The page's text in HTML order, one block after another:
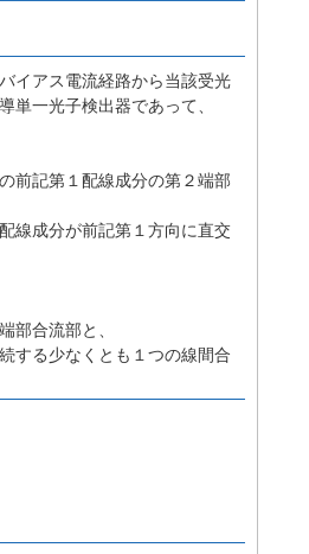
イアス電流経路から当該受光
単一光子検出器であって、
前記第１配線成分の第２端部
線成分が前記第１方向に直交
部合流部と、
する少なくとも１つの線間合